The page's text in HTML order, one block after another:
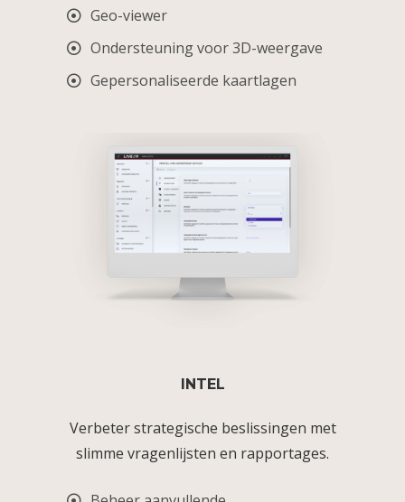
Geo-viewer
Ondersteuning voor 3D-weergave
Gepersonaliseerde kaartlagen
INTEL
Verbeter strategische beslissingen met
slimme vragenlijsten en rapportages.